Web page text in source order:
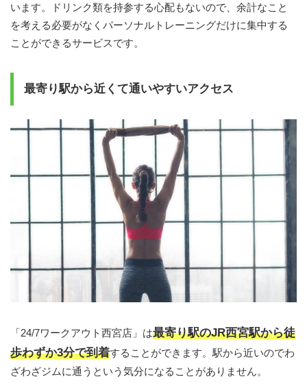
います。ドリンク類を持参する心配もないので、余計なこと
を考える必要がなくパーソナルトレーニングだけに集中する
ことができるサービスです。
最寄り駅から近くて通いやすいアクセス
「24/7ワークアウト西宮店」は最寄り駅のJR西宮駅から徒
歩わずか3分で到着することができます。駅から近いのでわ
ざわざジムに通うという気分になることがありません。